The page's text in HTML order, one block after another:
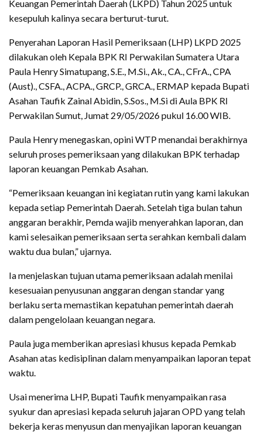
Keuangan Pemerintah Daerah (LKPD) Tahun 2025 untuk
kesepuluh kalinya secara berturut-turut.
Penyerahan Laporan Hasil Pemeriksaan (LHP) LKPD 2025
dilakukan oleh Kepala BPK RI Perwakilan Sumatera Utara
Paula Henry Simatupang, S.E., M.Si., Ak., CA., CFrA., CPA
(Aust)., CSFA., ACPA., GRCP., GRCA., ERMAP kepada Bupati
Asahan Taufik Zainal Abidin, S.Sos., M.Si di Aula BPK RI
Perwakilan Sumut, Jumat 29/05/2026 pukul 16.00 WIB.
Paula Henry menegaskan, opini WTP menandai berakhirnya
seluruh proses pemeriksaan yang dilakukan BPK terhadap
laporan keuangan Pemkab Asahan.
“Pemeriksaan keuangan ini kegiatan rutin yang kami lakukan
kepada setiap Pemerintah Daerah. Setelah tiga bulan tahun
anggaran berakhir, Pemda wajib menyerahkan laporan, dan
kami selesaikan pemeriksaan serta serahkan kembali dalam
waktu dua bulan,” ujarnya.
Ia menjelaskan tujuan utama pemeriksaan adalah menilai
kesesuaian penyusunan anggaran dengan standar yang
berlaku serta memastikan kepatuhan pemerintah daerah
dalam pengelolaan keuangan negara.
Paula juga memberikan apresiasi khusus kepada Pemkab
Asahan atas kedisiplinan dalam menyampaikan laporan tepat
waktu.
Usai menerima LHP, Bupati Taufik menyampaikan rasa
syukur dan apresiasi kepada seluruh jajaran OPD yang telah
bekerja keras menyusun dan menyajikan laporan keuangan